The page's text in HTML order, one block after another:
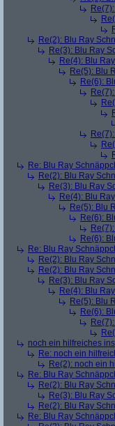
Re(2): Blu Ray
Re(3): Blu Ray
Re(4): Blu
Re(5): Blu
Re(6):
Re: Blu Ray
Re(2): Blu Ray
Re(3): Blu Ray
Re(4): Blu
Re(5): Blu
Re(6):
Re(6):
Re: Blu Ray
Re(2): Blu Ray
Re(2): Blu Ray
Re(3): Blu Ray
Re(4): Blu
Re(5): Blu
Re(6):
noch ein hilfreiches
Re: noch ein
Re(2): noch ein
Re: Blu Ray
Re(2): Blu Ray
Re(3): Blu Ray
Re(2): Blu Ray
Re: Blu Ray